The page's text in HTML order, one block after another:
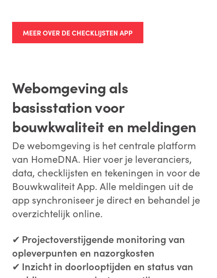
MEER OVER DE CHECKLIJSTEN APP
Webomgeving als
basisstation voor
bouwkwaliteit en meldingen
De webomgeving is het centrale platform
van HomeDNA. Hier voer je leveranciers,
data, checklijsten en tekeningen in voor de
Bouwkwaliteit App. Alle meldingen uit de
app synchroniseer je direct en behandel je
overzichtelijk online.
✔ Projectoverstijgende monitoring van
opleverpunten en nazorgkosten
✔ Inzicht in doorlooptijden en status van
verwerktinovereenstemmingmet
privacybeleid.
VERSTUREN